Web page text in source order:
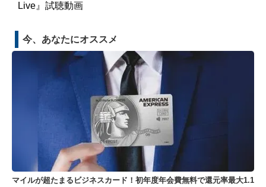
Live』試聴動画
今、あなたにオススメ
マイルが超たまるビジネスカード！初年度年会費無料で還元率最大1.1